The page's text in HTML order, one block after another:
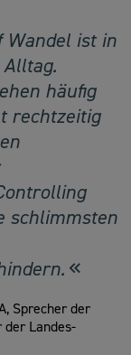
Wandel ist in
häufig
rechtzeitig
schlimmsten
Sprecher der
der Landes-